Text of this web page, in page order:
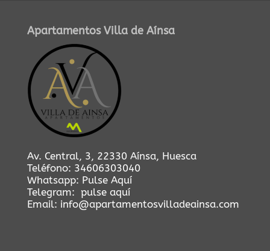
Apartamentos Villa de Aínsa
Av. Central, 3, 22330 Aínsa, Huesca
Teléfono: 34606303040
Whatsapp: Pulse Aquí
Telegram: pulse aquí
Email: info@apartamentosvilladeainsa.com